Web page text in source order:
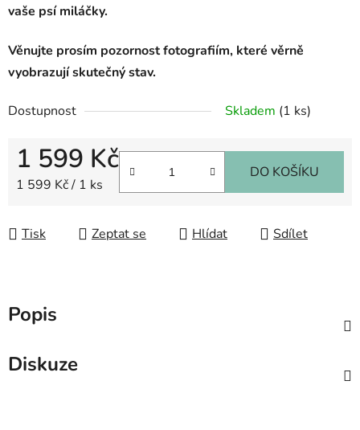
vaše psí miláčky.
Věnujte prosím pozornost fotografiím, které věrně
vyobrazují skutečný stav.
Dostupnost Skladem (1 ks)
1 599 Kč
Měrná cena:
1 599 Kč / 1 ks
DO KOŠÍKU
Tisk Zeptat se Hlídat Sdílet
Popis
Diskuze